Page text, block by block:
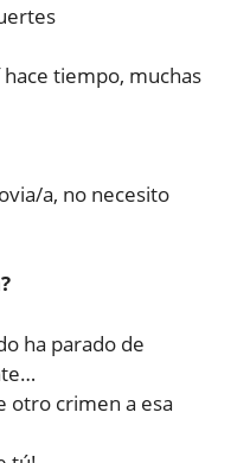
tiempo, muchas
a, no necesito
ha parado de
otro crimen a esa